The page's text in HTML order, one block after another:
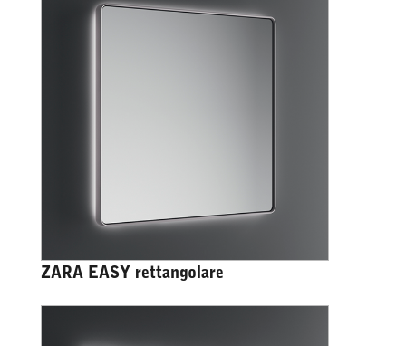
ZARA EASY rettangolare